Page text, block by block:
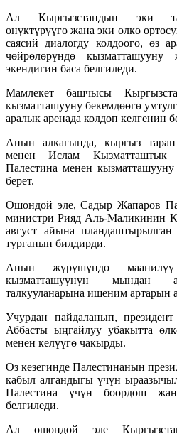
Ал Кыргызстандын эки
өнүктүрүүгө жана эки өлкө
саясий диалогду колдоого, өз
чөйрөлөрүндө
экендигин баса белгиледи.
Мамлекет башчысы
кызматташууну бекемдөөгө
аралык аренада колдоп келгенин
Анын алкагында, кыргыз
менен Ислам Кызматташтык
Палестина менен
берет.
Ошондой эле, Садыр Жапаров
министри Рияд Аль-Маликинин
август айына
турганын билдирди.
Анын жүрүшүндө
кызматташуунун мындан
талкууланарына ишеним артарын
Учурдан пайдаланып,
Аббасты ыңгайлуу убакытта
менен келүүгө чакырды.
Өз кезегинде Палестинанын
кабыл алгандыгы үчүн
Палестина үчүн боордош
белгиледи.
Ал ошондой эле